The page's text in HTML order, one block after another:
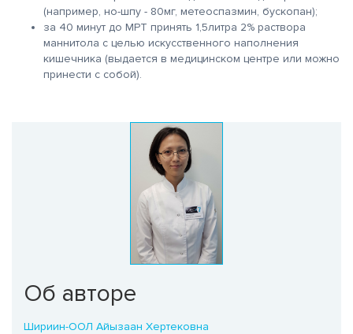
(например, но-шпу - 80мг, метеоспазмин, бускопан);
за 40 минут до МРТ принять 1,5литра 2% раствора
маннитола с целью искусственного наполнения
кишечника (выдается в медицинском центре или можно
принести с собой).
Об авторе
Шириин-ООЛ Айызаан Хертековна